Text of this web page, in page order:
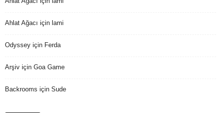
Ahlat Ağacı için lami
Odyssey için Ferda
Arşiv için Goa Game
Backrooms için Sude